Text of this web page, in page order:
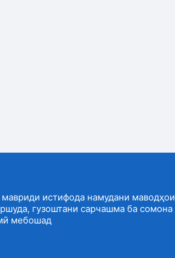
истифода намудани маводҳои
гузоштани сарчашма ба сомона
мебошад